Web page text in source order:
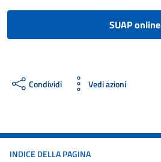
SUAP online
Condividi Vedi azioni
INDICE DELLA PAGINA